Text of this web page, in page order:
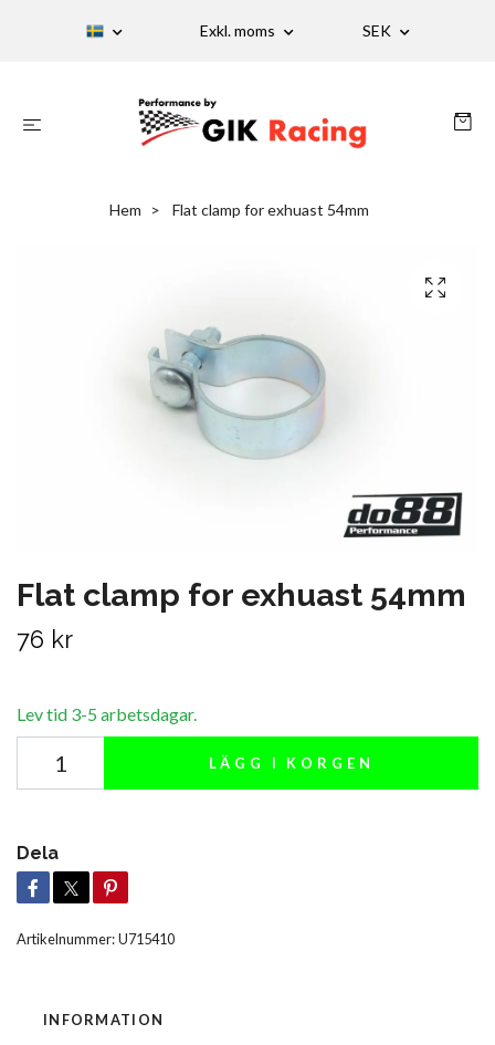
Exkl. moms SEK
Hem Flat clamp for exhuast 54mm
Flat clamp for exhuast 54mm
76 kr
Lev tid 3-5 arbetsdagar.
LÄGG I KORGEN
Dela
Artikelnummer:U715410
INFORMATION